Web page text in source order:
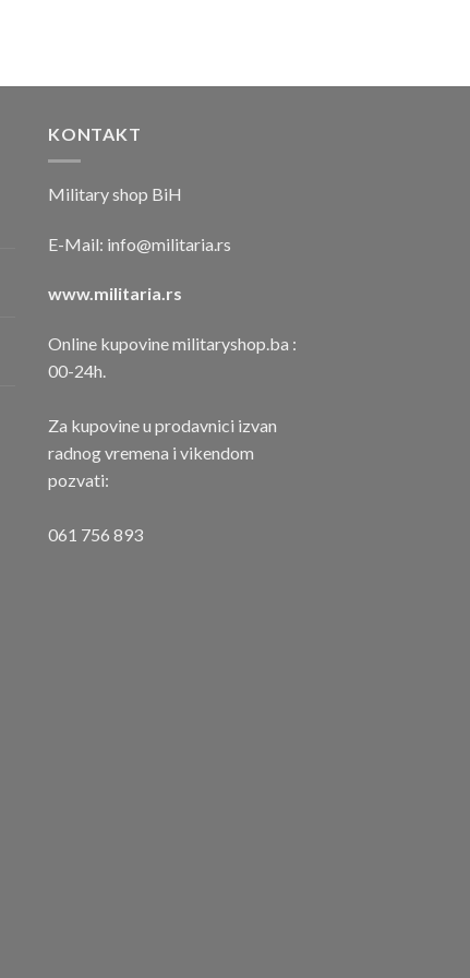
KONTAKT
Military shop BiH
E-Mail: info@militaria.rs
www.militaria.rs
Online kupovine militaryshop.ba :
00-24h.
Za kupovine u prodavnici izvan
radnog vremena i vikendom
pozvati:
061 756 893